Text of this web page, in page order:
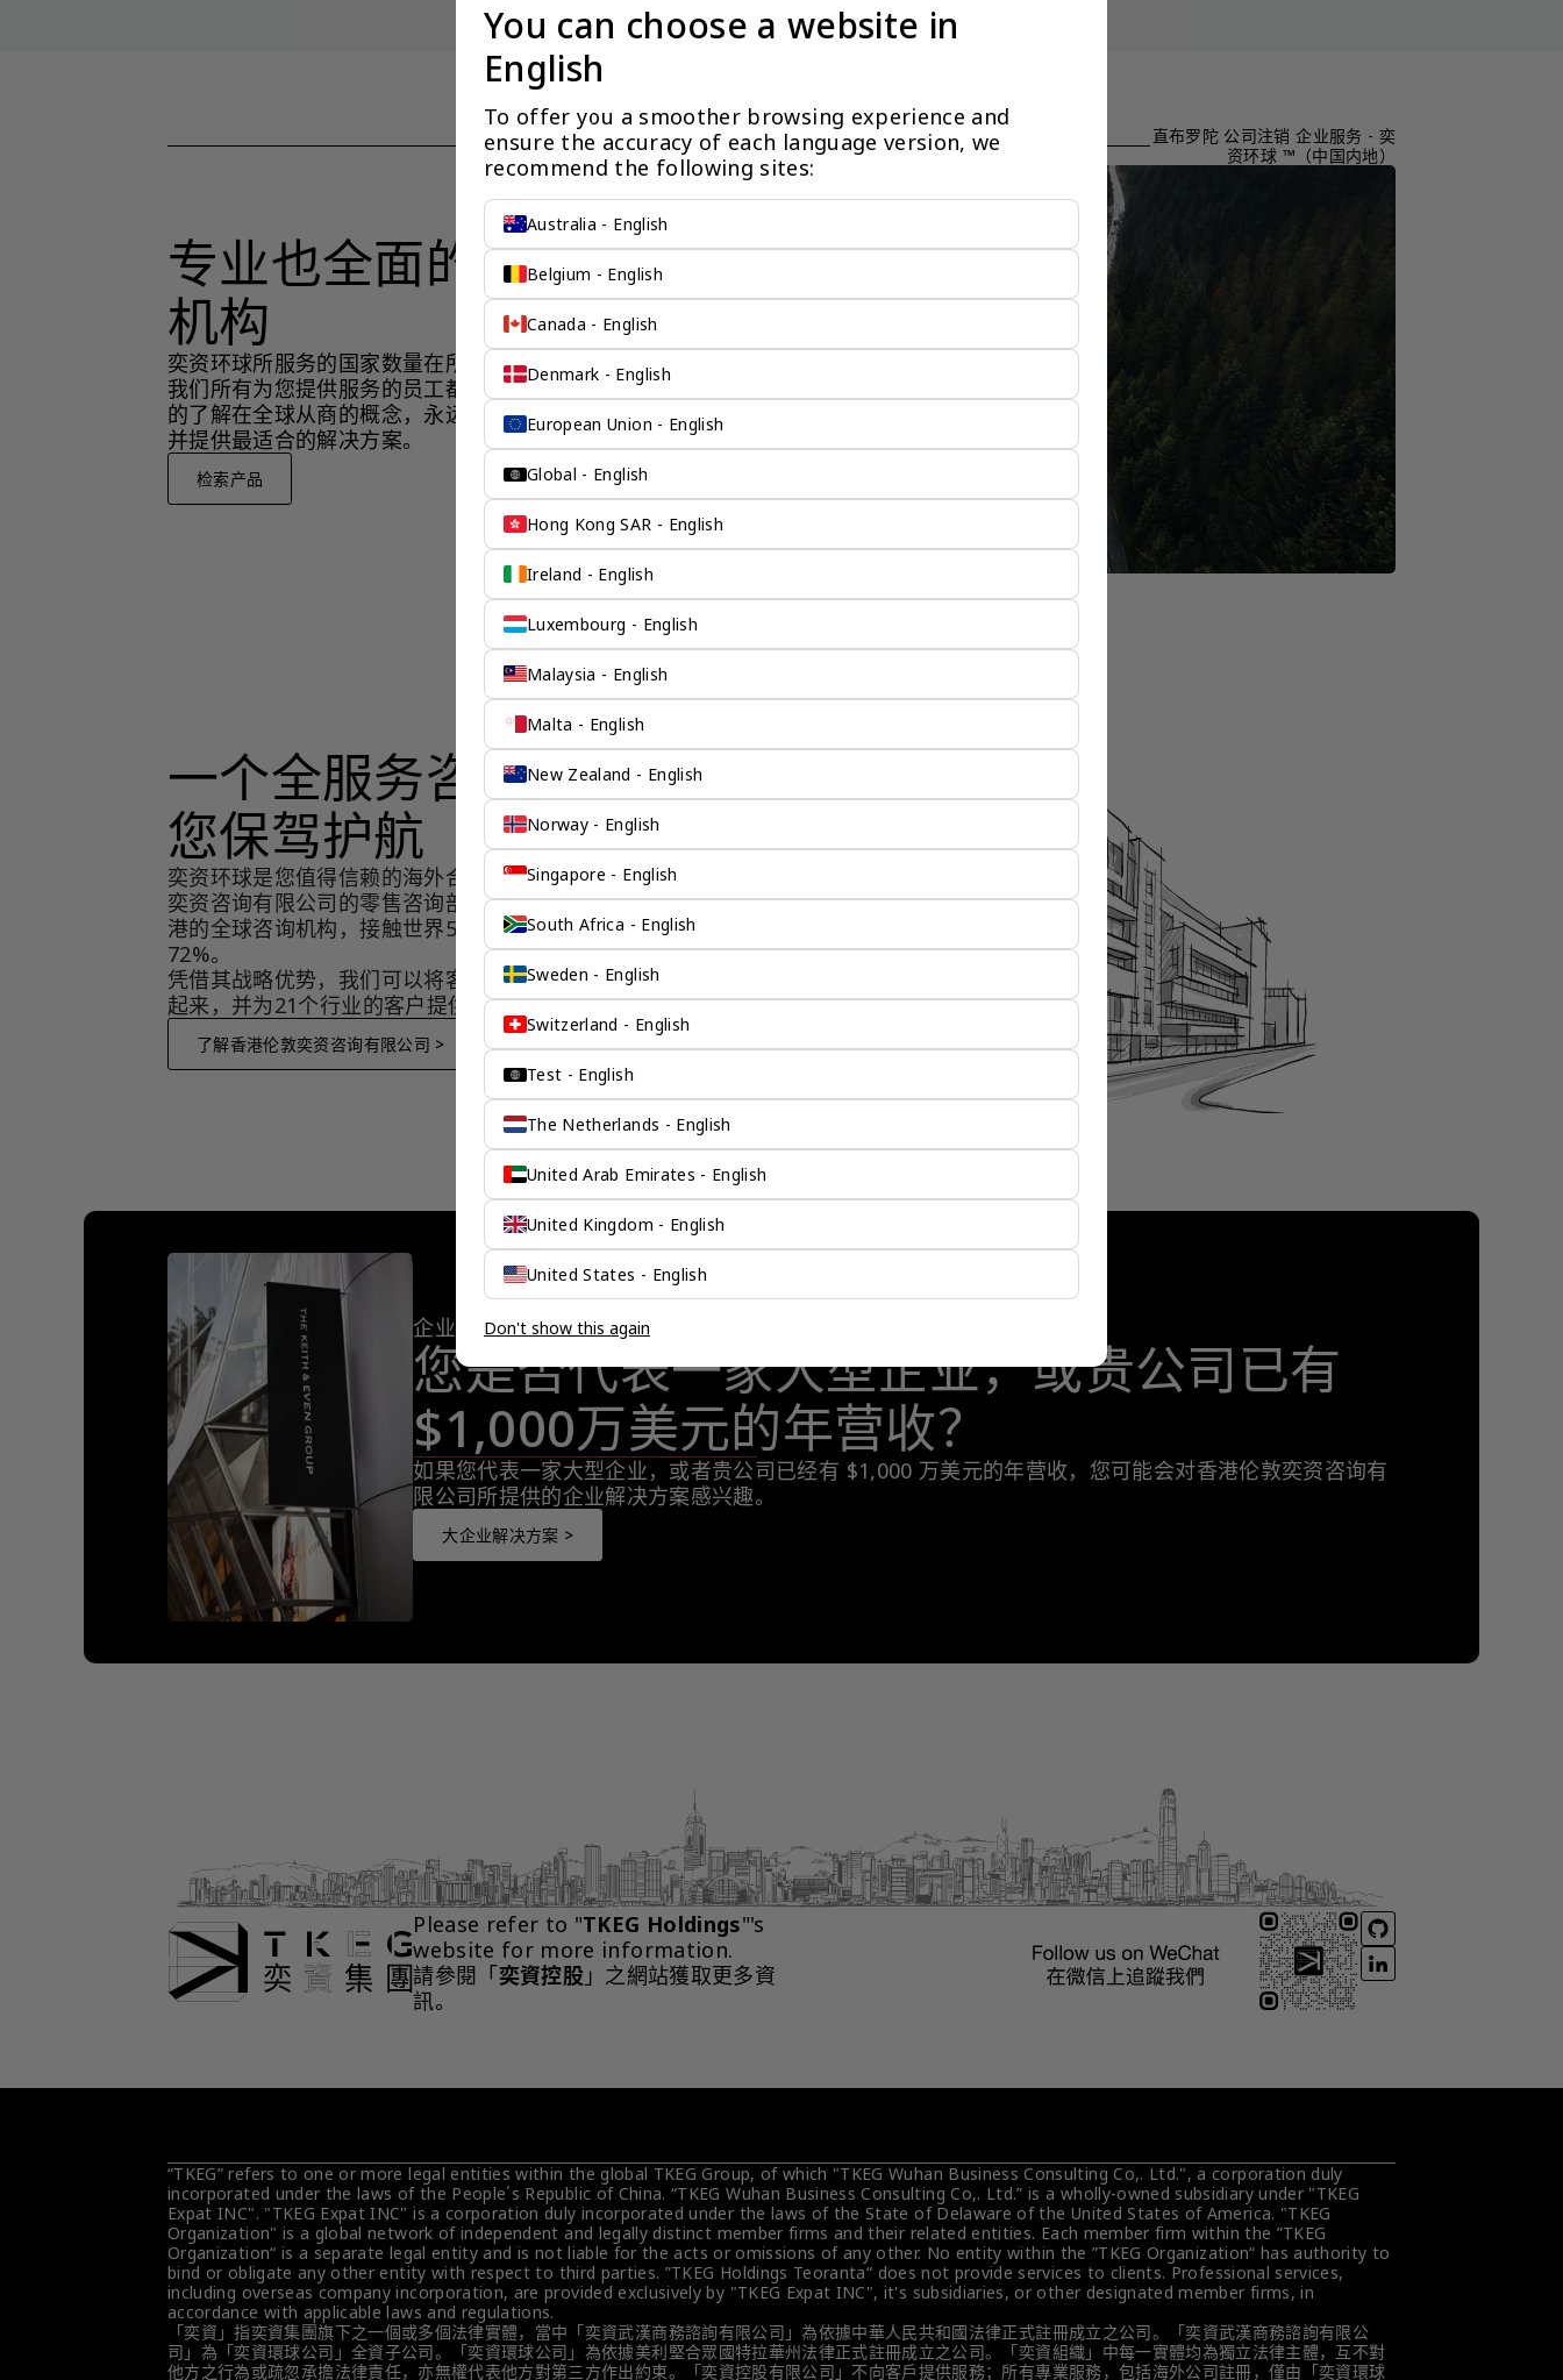
直布罗陀 公司注销 企业服务 - 奕
资环球 ™（中国内地）
专业也全面的企业服务
机构
奕资环球所服务的国家数量在所有同类公司中数一数二。
我们所有为您提供服务的员工都有国际工作的背景，清楚
的了解在全球从商的概念，永远站在您的角度看待问题，
并提供最适合的解决方案。
检索产品
一个全服务咨询公司为
您保驾护航
奕资环球是您值得信赖的海外合作伙伴。我们是香港伦敦
奕资咨询有限公司的零售咨询部门，这是一家总部位于香
港的全球咨询机构，接触世界50个市场，约占全球GDP的
72%。
凭借其战略优势，我们可以将客户与全球市场的机遇联系
起来，并为21个行业的客户提供服务。
了解香港伦敦奕资咨询有限公司 >
企业客户
您是否代表一家大型企业，或贵公司已有
$1,000万美元的年营收？
如果您代表一家大型企业，或者贵公司已经有 $1,000 万美元的年营收，您可能会对香港伦敦奕资咨询有
限公司所提供的企业解决方案感兴趣。
大企业解决方案 >
You can choose a website in
English
To offer you a smoother browsing experience and
ensure the accuracy of each language version, we
recommend the following sites:
Australia - English
Belgium - English
Canada - English
Denmark - English
European Union - English
Global - English
Hong Kong SAR - English
Ireland - English
Luxembourg - English
Malaysia - English
Malta - English
New Zealand - English
Norway - English
Singapore - English
South Africa - English
Sweden - English
Switzerland - English
Test - English
The Netherlands - English
United Arab Emirates - English
United Kingdom - English
United States - English
Don't show this again
Please refer to "TKEG Holdings"'s
website for more information.
請參閱「奕資控股 」之網站獲取更多資
訊。
“TKEG” refers to one or more legal entities within the global TKEG Group, of which "TKEG Wuhan Business Consulting Co,. Ltd.", a corporation duly
incorporated under the laws of the People´s Republic of China. “TKEG Wuhan Business Consulting Co,. Ltd.” is a wholly-owned subsidiary under "TKEG
Expat INC". "TKEG Expat INC" is a corporation duly incorporated under the laws of the State of Delaware of the United States of America. "TKEG
Organization" is a global network of independent and legally distinct member firms and their related entities. Each member firm within the ”TKEG
Organization“ is a separate legal entity and is not liable for the acts or omissions of any other. No entity within the ”TKEG Organization“ has authority to
bind or obligate any other entity with respect to third parties. ”TKEG Holdings Teoranta“ does not provide services to clients. Professional services,
including overseas company incorporation, are provided exclusively by "TKEG Expat INC", it's subsidiaries, or other designated member firms, in
accordance with applicable laws and regulations.
「奕資」指奕資集團旗下之一個或多個法律實體，當中「奕資武漢商務諮詢有限公司」為依據中華人民共和國法律正式註冊成立之公司。「奕資武漢商務諮詢有限公
司」為「奕資環球公司」全資子公司。「奕資環球公司」為依據美利堅合眾國特拉華州法律正式註冊成立之公司。「奕資組織」中每一實體均為獨立法律主體，互不對
他方之行為或疏忽承擔法律責任，亦無權代表他方對第三方作出約束。「奕資控股有限公司」不向客戶提供服務；所有專業服務，包括海外公司註冊，僅由「奕資環球